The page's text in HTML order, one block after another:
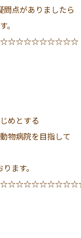
点がありましたら
。
めとする
物病院を目指して
ます。